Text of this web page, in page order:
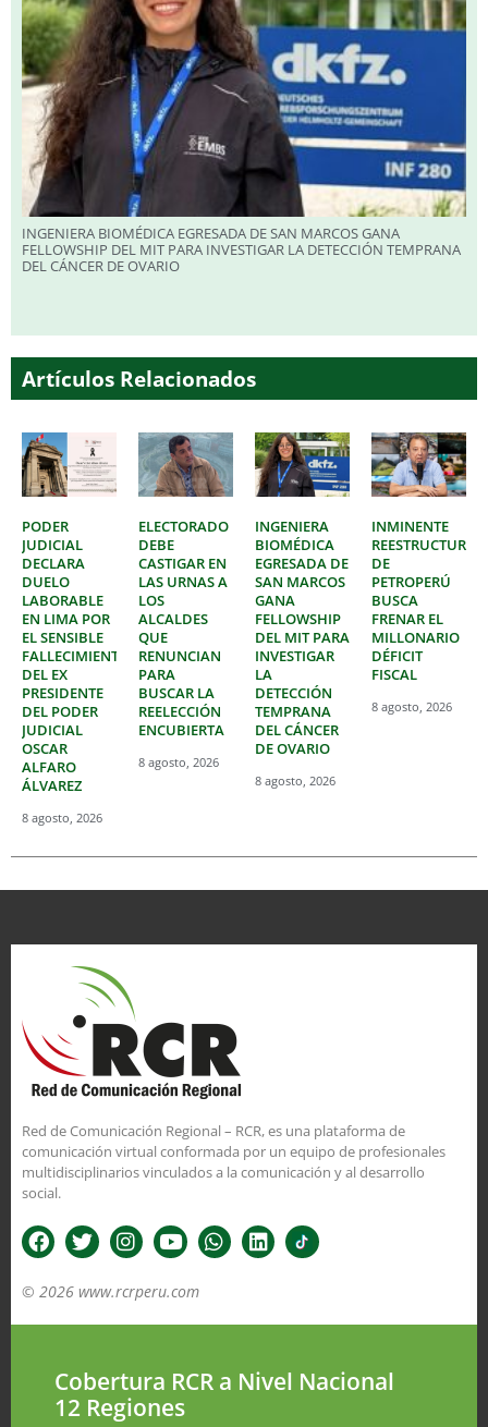
INGENIERA BIOMÉDICA EGRESADA DE SAN MARCOS GANA
FELLOWSHIP DEL MIT PARA INVESTIGAR LA DETECCIÓN TEMPRANA
DEL CÁNCER DE OVARIO
Artículos Relacionados
PODER
JUDICIAL
DECLARA
DUELO
LABORABLE
EN LIMA POR
EL SENSIBLE
FALLECIMIENTO
DEL EX
PRESIDENTE
DEL PODER
JUDICIAL
OSCAR
ALFARO
ÁLVAREZ
8 agosto, 2026
ELECTORADO
DEBE
CASTIGAR EN
LAS URNAS A
LOS
ALCALDES
QUE
RENUNCIAN
PARA
BUSCAR LA
REELECCIÓN
ENCUBIERTA
8 agosto, 2026
INGENIERA
BIOMÉDICA
EGRESADA DE
SAN MARCOS
GANA
FELLOWSHIP
DEL MIT PARA
INVESTIGAR
LA
DETECCIÓN
TEMPRANA
DEL CÁNCER
DE OVARIO
8 agosto, 2026
INMINENTE
DE
PETROPERÚ
BUSCA
FRENAR EL
MILLONARIO
DÉFICIT
FISCAL
8 agosto, 2026
Red de Comunicación Regional – RCR, es una plataforma de
comunicación virtual conformada por un equipo de profesionales
multidisciplinarios vinculados a la comunicación y al desarrollo
social.
© 2026 www.rcrperu.com
Cobertura RCR a Nivel Nacional
12 Regiones